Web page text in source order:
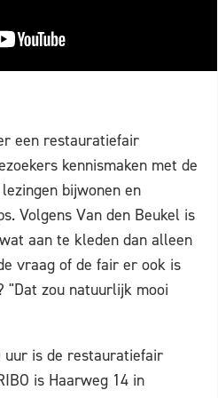
een restauratiefair
kennismaken met de
bijwonen en
Volgens Van den Beukel is
aan te kleden dan alleen
vraag of de fair er ook is
"Dat zou natuurlijk mooi
uur is de restauratiefair
is Haarweg 14 in